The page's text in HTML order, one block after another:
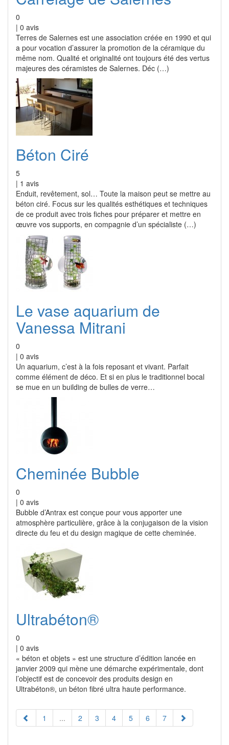
0
| 0 avis
Terres de Salernes est une association créée en 1990 et qui
a pour vocation d’assurer la promotion de la céramique du
même nom. Qualité et originalité ont toujours été des vertus
majeures des céramistes de Salernes. Déc (…)
Béton Ciré
5
| 1 avis
Enduit, revêtement, sol… Toute la maison peut se mettre au
béton ciré. Focus sur les qualités esthétiques et techniques
de ce produit avec trois fiches pour préparer et mettre en
œuvre vos supports, en compagnie d’un spécialiste (…)
Le vase aquarium de
Vanessa Mitrani
0
| 0 avis
Un aquarium, c’est à la fois reposant et vivant. Parfait
comme élément de déco. Et si en plus le traditionnel bocal
se mue en un building de bulles de verre…
Cheminée Bubble
0
| 0 avis
Bubble d’Antrax est conçue pour vous apporter une
atmosphère particulière, grâce à la conjugaison de la vision
directe du feu et du design magique de cette cheminée.
Ultrabéton®
0
| 0 avis
« béton et objets » est une structure d’édition lancée en
janvier 2009 qui mène une démarche expérimentale, dont
l’objectif est de concevoir des produits design en
Ultrabéton®, un béton fibré ultra haute performance.
1 ... 2 3 4 5 6 7